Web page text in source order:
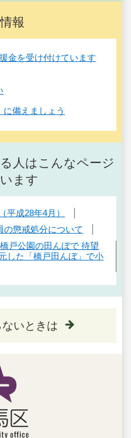
報
金を受け付けています
備えましょう
人はこんなページ
ます
平成28年4月）
の懲戒処分について
戸公園の田んぼで 待望
した「橋戸田んぼ」で小
いときは